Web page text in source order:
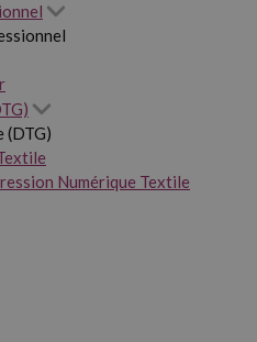
(DTG)
Numérique Textile